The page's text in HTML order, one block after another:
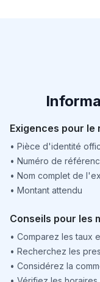
Exigences pour le
• Pièce d'identité
• Numéro de
• Nom complet de
• Montant attendu
Conseils pour les
• Comparez les taux
• Recherchez les
• Considérez la